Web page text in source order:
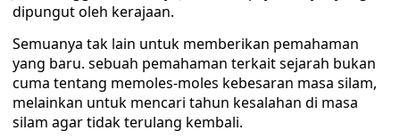
dipungut oleh kerajaan.
Semuanya tak lain untuk memberikan pemahaman
yang baru. sebuah pemahaman terkait sejarah bukan
cuma tentang memoles-moles kebesaran masa silam,
melainkan untuk mencari tahun kesalahan di masa
silam agar tidak terulang kembali.